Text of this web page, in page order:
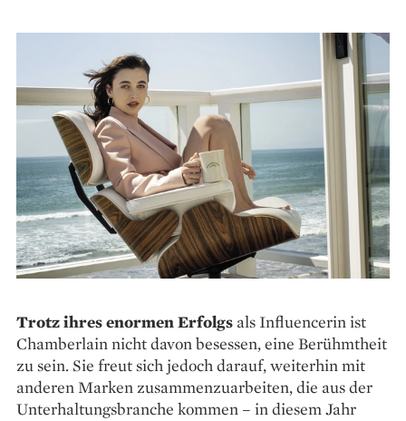
Trotz ihres enormen Erfolgs als ­Influencerin ist
Chamberlain nicht davon besessen, eine Berühmtheit
zu sein. Sie freut sich jedoch ­darauf, weiterhin mit
anderen Marken zusammen­zuarbeiten, die aus der
Unterhaltungsbranche kommen – in diesem Jahr